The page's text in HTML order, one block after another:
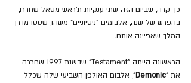
כך קרה, שביום הזה שתי ענקיות ת'ראש מטאל שחררו,
בהפרש של שנה, אלבומים "ניסיוניים" משהו, שסטו מדרך
המלך שאפיינה אותם.
הראשונה הייתה "Testament" שבשנת 1997 שחררה
את "Demonic", אלבום האולפן השביעי שלה שכלל